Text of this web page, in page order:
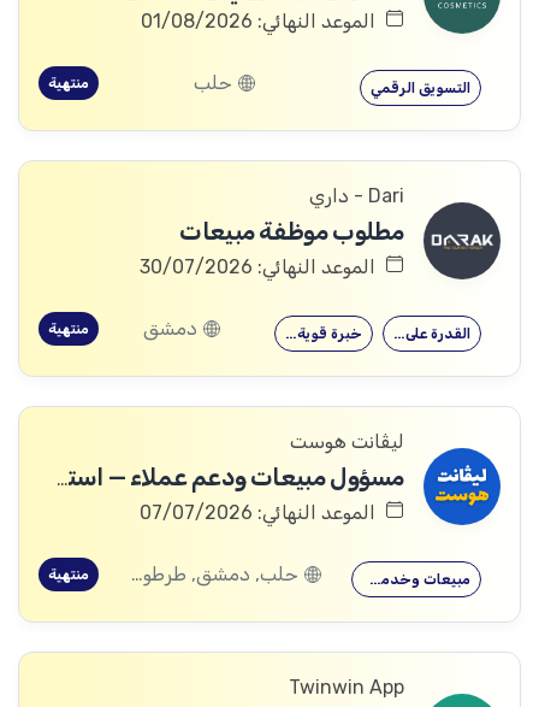
الموعد النهائي: 01/08/2026
التسويق الرقمي حلب منتهية
Dari - داري
مطلوب موظفة مبيعات
الموعد النهائي: 30/07/2026
خبرة قوية… القدرة على… دمشق منتهية
ليڤانت هوست
مسؤول مبيعات ودعم عملاء — استضافة المواقع
الموعد النهائي: 07/07/2026
مبيعات وخدمة… حلب, دمشق, طرطوس, ريف دمشق, ديرالزور, السويداء, إدلب, القنيطرة, اللاذقية, الرقة, حمص, الحسكة, حماة منتهية
Twinwin App